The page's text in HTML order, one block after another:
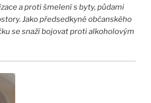
a proti šmelení s byty, půdami
Jako předsedkyně občanského
se snaží bojovat proti alkoholovým